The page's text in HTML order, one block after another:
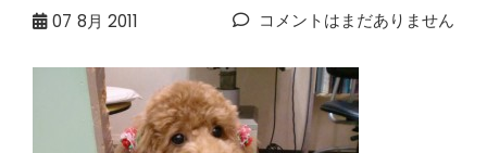
07 8月 2011 コメントはまだありません